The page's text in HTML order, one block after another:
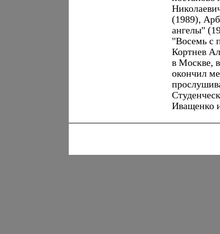
(1989),
ангелы"
"Восемь с
Кортнев
в Москве,
окончил
Иващенко